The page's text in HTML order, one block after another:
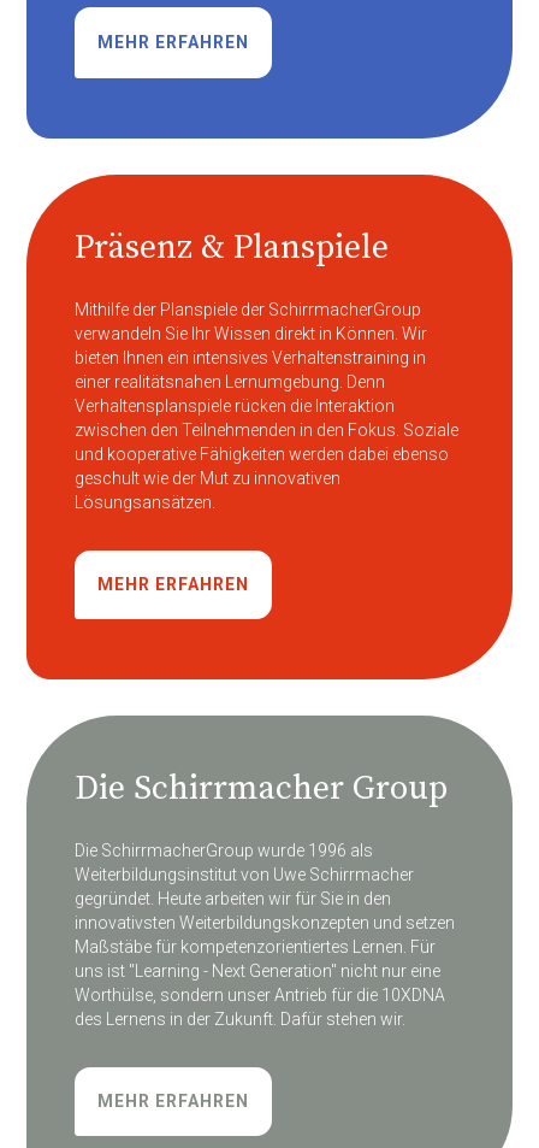
MEHR ERFAHREN
Präsenz & Planspiele
Mithilfe der Planspiele der SchirrmacherGroup
verwandeln Sie Ihr Wissen direkt in Können. Wir
bieten Ihnen ein intensives Verhaltenstraining in
einer realitätsnahen Lernumgebung. Denn
Verhaltensplanspiele rücken die Interaktion
zwischen den Teilnehmenden in den Fokus. Soziale
und kooperative Fähigkeiten werden dabei ebenso
geschult wie der Mut zu innovativen
Lösungsansätzen.
MEHR ERFAHREN
Die Schirrmacher Group
Die SchirrmacherGroup wurde 1996 als
Weiterbildungsinstitut von Uwe Schirrmacher
gegründet. Heute arbeiten wir für Sie in den
innovativsten Weiterbildungskonzepten und setzen
Maßstäbe für kompetenzorientiertes Lernen. Für
uns ist "Learning - Next Generation" nicht nur eine
Worthülse, sondern unser Antrieb für die 10XDNA
des Lernens in der Zukunft. Dafür stehen wir.
MEHR ERFAHREN